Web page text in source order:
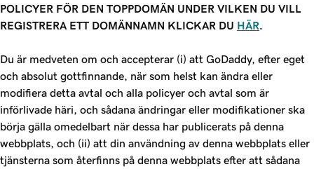
POLICYER FÖR DEN TOPPDOMÄN UNDER VILKEN DU VILL
REGISTRERA ETT DOMÄNNAMN KLICKAR DU HÄR.
Du är medveten om och accepterar (i) att GoDaddy, efter eget
och absolut gottfinnande, när som helst kan ändra eller
modifiera detta avtal och alla policyer och avtal som är
införlivade häri, och sådana ändringar eller modifikationer ska
börja gälla omedelbart när dessa har publicerats på denna
webbplats, och (ii) att din användning av denna webbplats eller
tjänsterna som återfinns på denna webbplats efter att sådana